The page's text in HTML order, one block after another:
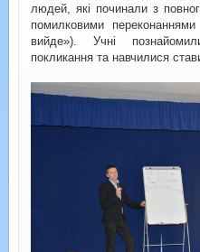
людей, які починали з
помилковими
вийде»). Учні
покликання та навчилися